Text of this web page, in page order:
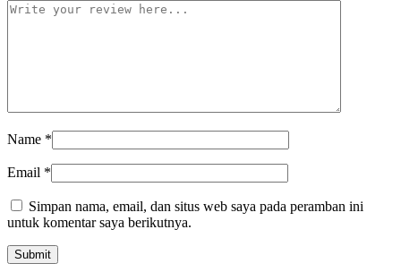
Name *
Email *
Simpan nama, email, dan situs web saya pada peramban ini
untuk komentar saya berikutnya.